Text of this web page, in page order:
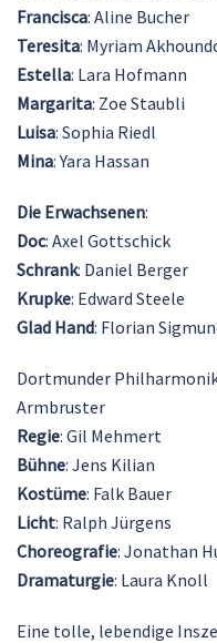
Francisca: Aline Bucher
Teresita: Myriam
Estella: Lara Hofmann
Margarita: Zoe Staubli
Luisa: Sophia Riedl
Mina: Yara Hassan
Die Erwachsenen:
Doc: Axel Gottschick
Schrank: Daniel Berger
Krupke: Edward Steele
Glad Hand: Florian
Dortmunder
Armbruster
Regie: Gil Mehmert
Bühne: Jens Kilian
Kostüme: Falk Bauer
Licht: Ralph Jürgens
Choreografie: Jonathan
Dramaturgie: Laura Knoll
Eine tolle, lebendige